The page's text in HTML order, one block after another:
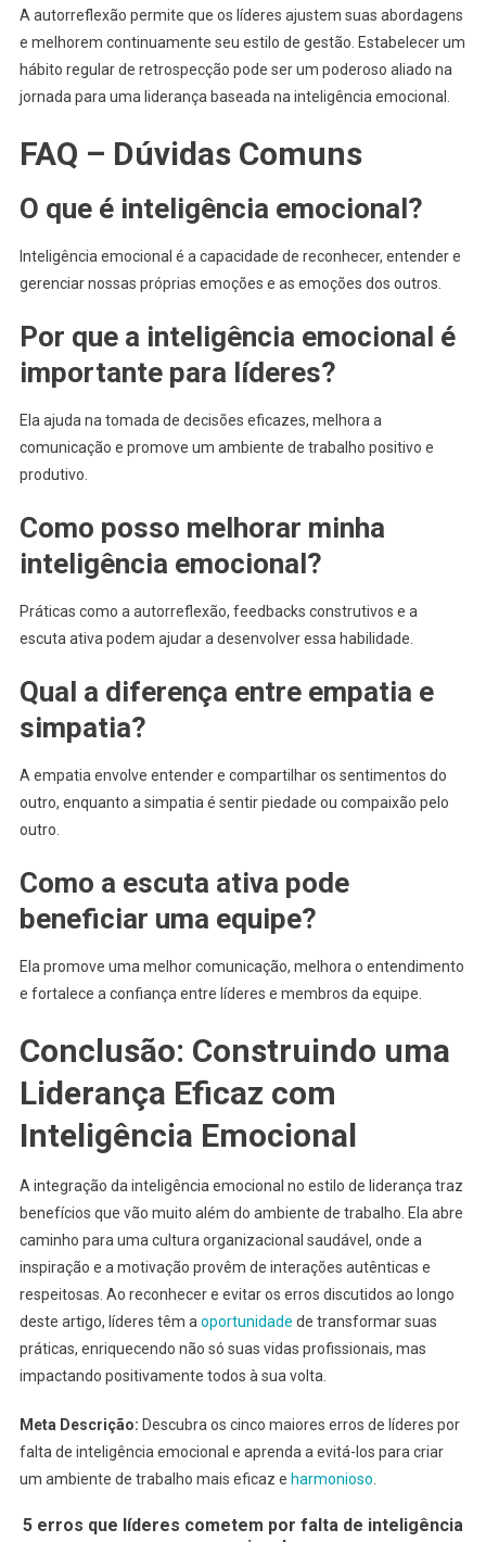
A autorreflexão permite que os líderes ajustem suas abordagens
e melhorem continuamente seu estilo de gestão. Estabelecer um
hábito regular de retrospecção pode ser um poderoso aliado na
jornada para uma liderança baseada na inteligência emocional.
FAQ – Dúvidas Comuns
O que é inteligência emocional?
Inteligência emocional é a capacidade de reconhecer, entender e
gerenciar nossas próprias emoções e as emoções dos outros.
Por que a inteligência emocional é
importante para líderes?
Ela ajuda na tomada de decisões eficazes, melhora a
comunicação e promove um ambiente de trabalho positivo e
produtivo.
Como posso melhorar minha
inteligência emocional?
Práticas como a autorreflexão, feedbacks construtivos e a
escuta ativa podem ajudar a desenvolver essa habilidade.
Qual a diferença entre empatia e
simpatia?
A empatia envolve entender e compartilhar os sentimentos do
outro, enquanto a simpatia é sentir piedade ou compaixão pelo
outro.
Como a escuta ativa pode
beneficiar uma equipe?
Ela promove uma melhor comunicação, melhora o entendimento
e fortalece a confiança entre líderes e membros da equipe.
Conclusão: Construindo uma
Liderança Eficaz com
Inteligência Emocional
A integração da inteligência emocional no estilo de liderança traz
benefícios que vão muito além do ambiente de trabalho. Ela abre
caminho para uma cultura organizacional saudável, onde a
inspiração e a motivação provêm de interações autênticas e
respeitosas. Ao reconhecer e evitar os erros discutidos ao longo
deste artigo, líderes têm a oportunidade de transformar suas
práticas, enriquecendo não só suas vidas profissionais, mas
impactando positivamente todos à sua volta.
Meta Descrição: Descubra os cinco maiores erros de líderes por
falta de inteligência emocional e aprenda a evitá-los para criar
um ambiente de trabalho mais eficaz e harmonioso
5 erros que líderes cometem por falta de inteligência